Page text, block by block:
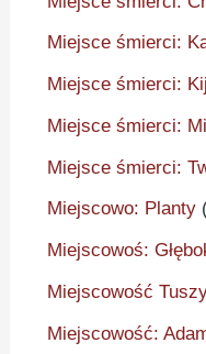
Miejsce śmierci:
Miejsce śmierci:
Miejsce śmierci:
Miejsce śmierci:
Miejscowo: Planty
Miejscowoś:
Miejscowość
Miejscowość: